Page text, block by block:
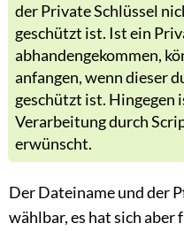
der Private Schlüssel
geschützt ist. Ist ein
abhandengekommen,
anfangen, wenn dieser
geschützt ist.
Verarbeitung durch
erwünscht.
Der Dateiname und der
wählbar, es hat sich aber